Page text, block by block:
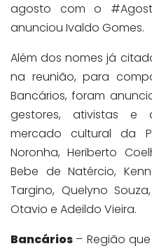
agosto com o
anunciou Ivaldo Gomes.
Além dos nomes já
na reunião, para
Bancários, foram
gestores, ativistas e
mercado cultural da
Noronha, Heriberto
Bebe de Natércio,
Targino, Quelyno
Otavio e Adeildo Vieira.
Bancários – Região